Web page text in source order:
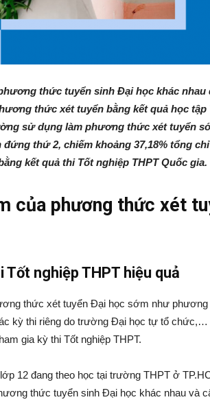
thức tuyển sinh Đại học khác
thức xét tuyển bằng kết quả học tập
sử dụng làm phương thức xét tuyển
thứ 2, chiếm khoảng 37,18% tổng
kết quả thi Tốt nghiệp THPT Quốc gia.
của phương thức xét
Tốt nghiệp THPT hiệu quả
thức xét tuyển Đại học sớm như phương
kỳ thi riêng do trường Đại học tự tổ chức,…
gia kỳ thi Tốt nghiệp THPT.
12 đang theo học tại trường THPT ở
thức tuyển sinh Đại học khác nhau và